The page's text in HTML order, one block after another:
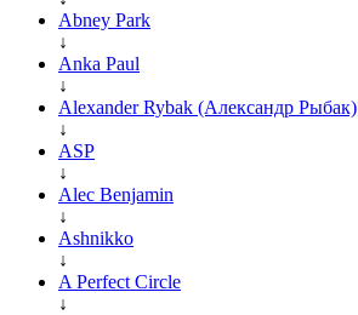
Abney Park
↓
Anka Paul
↓
Alexander Rybak (Александр Рыбак)
↓
ASP
↓
Alec Benjamin
↓
Ashnikko
↓
A Perfect Circle
↓